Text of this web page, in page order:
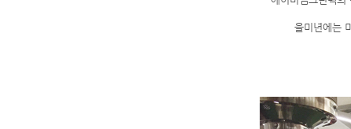
을미년에는